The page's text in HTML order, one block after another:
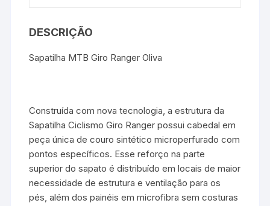
DESCRIÇÃO
Sapatilha MTB Giro Ranger Oliva
Construída com nova tecnologia, a estrutura da
Sapatilha Ciclismo Giro Ranger possui cabedal em
peça única de couro sintético microperfurado com
pontos específicos. Esse reforço na parte
superior do sapato é distribuído em locais de maior
necessidade de estrutura e ventilação para os
pés, além dos painéis em microfibra sem costuras